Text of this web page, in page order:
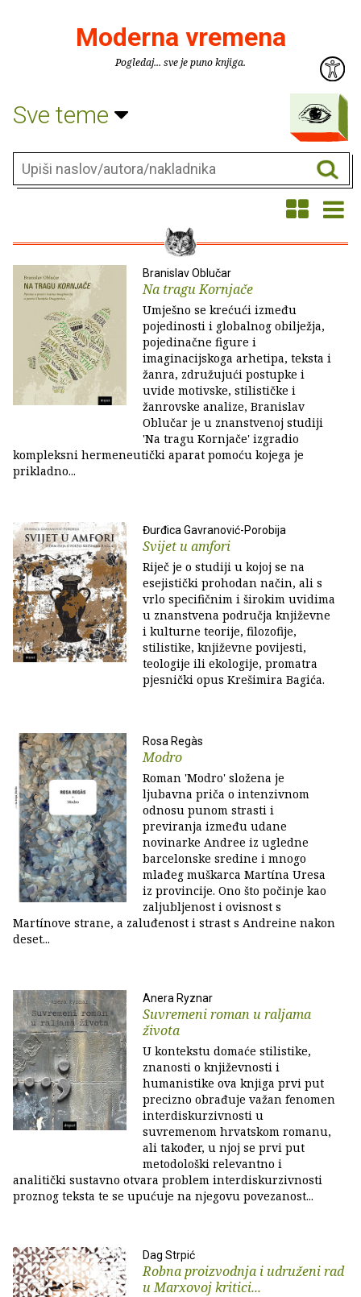
Moderna vremena
Pogledaj... sve je puno knjiga.
Sve teme
Branislav Oblučar
Na tragu Kornjače
Umješno se krećući između
pojedinosti i globalnog obilježja,
pojedinačne figure i
imaginacijskoga arhetipa, teksta i
žanra, združujući postupke i
uvide motivske, stilističke i
žanrovske analize, Branislav
Oblučar je u znanstvenoj studiji
'Na tragu Kornjače' izgradio
kompleksni hermeneutički aparat pomoću kojega je
prikladno...
Đurđica Gavranović-Porobija
Svijet u amfori
Riječ je o studiji u kojoj se na
esejistički prohodan način, ali s
vrlo specifičnim i širokim uvidima
u znanstvena područja književne
i kulturne teorije, filozofije,
stilistike, književne povijesti,
teologije ili ekologije, promatra
pjesnički opus Krešimira Bagića.
Rosa Regàs
Modro
Roman 'Modro' složena je
ljubavna priča o intenzivnom
odnosu punom strasti i
previranja između udane
novinarke Andree iz ugledne
barcelonske sredine i mnogo
mlađeg muškarca Martína Uresa
iz provincije. Ono što počinje kao
zaljubljenost i ovisnost s
Martínove strane, a zaluđenost i strast s Andreine nakon
deset...
Anera Ryznar
Suvremeni roman u raljama
života
U kontekstu domaće stilistike,
znanosti o književnosti i
humanistike ova knjiga prvi put
precizno obrađuje važan fenomen
interdiskurzivnosti u
suvremenom hrvatskom romanu,
ali također, u njoj se prvi put
metodološki relevantno i
analitički sustavno otvara problem interdiskurzivnosti
proznog teksta te se upućuje na njegovu povezanost...
Dag Strpić
Robna proizvodnja i udruženi rad
u Marxovoj kritici...